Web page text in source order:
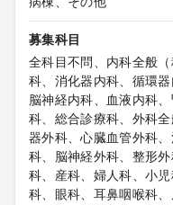
募集科目
全科目不問、内科全般
科、消化器内科、循環
脳神経内科、血液内科
科、総合診療科、外科
器外科、心臓血管外科
科、脳神経外科、整形
科、産科、婦人科、小
科、眼科、耳鼻咽喉科